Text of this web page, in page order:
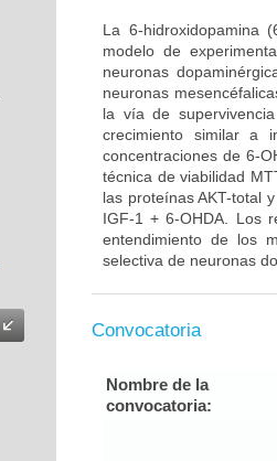
La 6-hidroxidopamina
modelo de
neuronas
neuronas
la vía de
crecimiento similar a
concentraciones de 6-
técnica de viabilidad
las proteínas AKT-total
IGF-1 + 6-OHDA. Los
entendimiento de los
selectiva de neuronas
Convocatoria
Nombre de la
convocatoria: